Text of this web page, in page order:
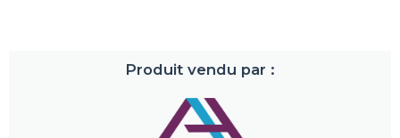
Produit vendu par :